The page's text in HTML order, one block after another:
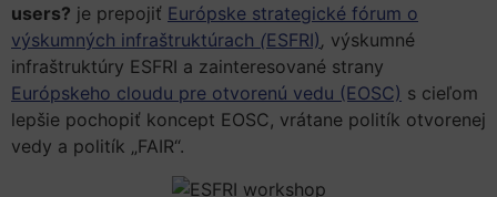
users? je prepojiť Európske strategické fórum o
výskumných infraštruktúrach (ESFRI), výskumné
infraštruktúry ESFRI a zainteresované strany
Európskeho cloudu pre otvorenú vedu (EOSC) s cieľom
lepšie pochopiť koncept EOSC, vrátane politík otvorenej
vedy a politík „FAIR“.